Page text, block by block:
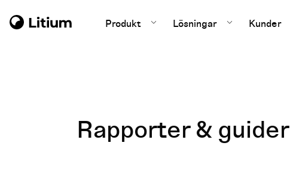
Produkt Lösningar Kunder
Rapporter & guider